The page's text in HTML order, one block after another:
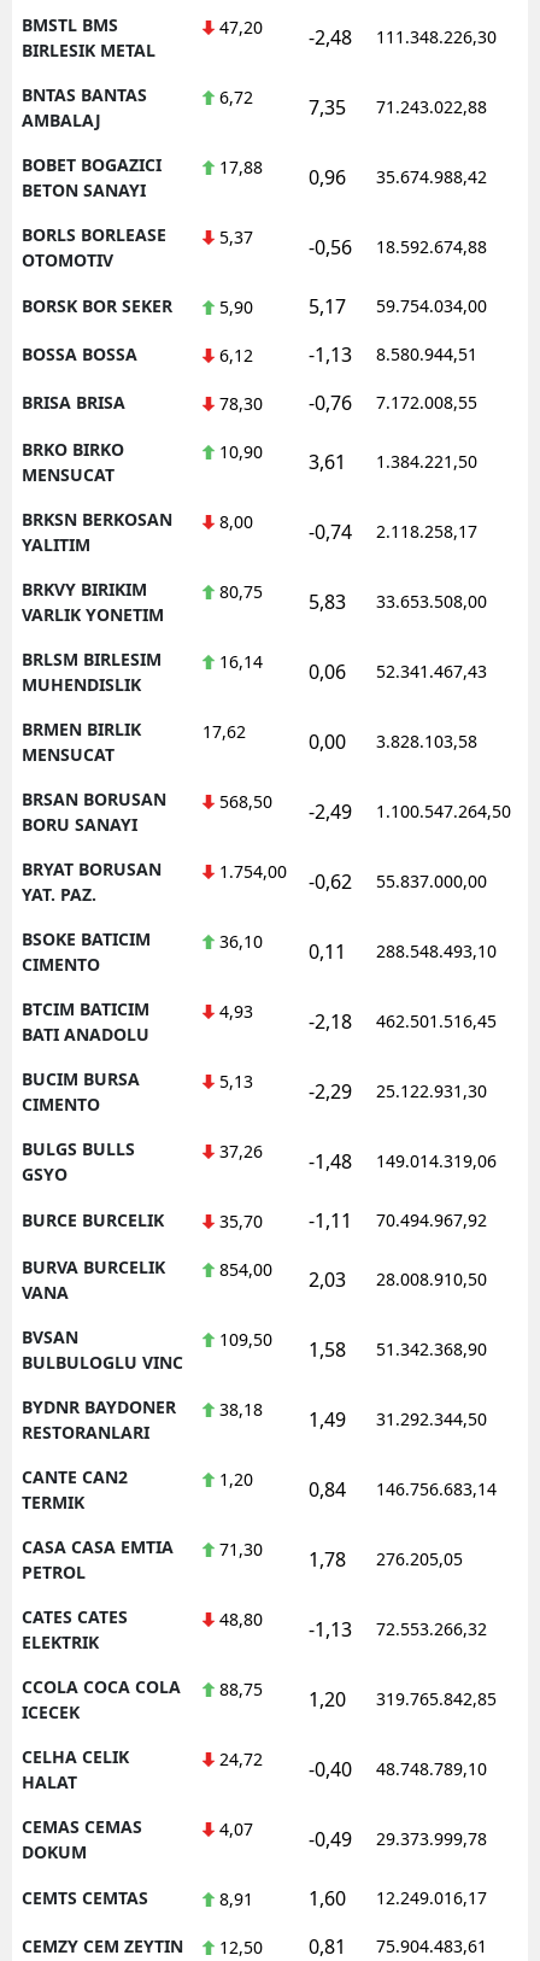
BMSTL BMS
BIRLESIK METAL
47,20 -2,48 111.348.226,30
BNTAS BANTAS
AMBALAJ
6,72 7,35 71.243.022,88
BOBET BOGAZICI
BETON SANAYI
17,88 0,96 35.674.988,42
BORLS BORLEASE
OTOMOTIV
5,37 -0,56 18.592.674,88
BORSK BOR SEKER 5,90 5,17 59.754.034,00
BOSSA BOSSA 6,12 -1,13 8.580.944,51
BRISA BRISA 78,30 -0,76 7.172.008,55
BRKO BIRKO
MENSUCAT
10,90 3,61 1.384.221,50
BRKSN BERKOSAN
YALITIM
8,00 -0,74 2.118.258,17
BRKVY BIRIKIM
VARLIK YONETIM
80,75 5,83 33.653.508,00
BRLSM BIRLESIM
MUHENDISLIK
16,14 0,06 52.341.467,43
BRMEN BIRLIK
MENSUCAT
17,62 0,00 3.828.103,58
BRSAN BORUSAN
BORU SANAYI
568,50 -2,49 1.100.547.264,50
BRYAT BORUSAN
YAT. PAZ.
1.754,00 -0,62 55.837.000,00
BSOKE BATICIM
CIMENTO
36,10 0,11 288.548.493,10
BTCIM BATICIM
BATI ANADOLU
4,93 -2,18 462.501.516,45
BUCIM BURSA
CIMENTO
5,13 -2,29 25.122.931,30
BULGS BULLS
GSYO
37,26 -1,48 149.014.319,06
BURCE BURCELIK 35,70 -1,11 70.494.967,92
BURVA BURCELIK
VANA
854,00 2,03 28.008.910,50
BVSAN
BULBULOGLU VINC
109,50 1,58 51.342.368,90
BYDNR BAYDONER
RESTORANLARI
38,18 1,49 31.292.344,50
CANTE CAN2
TERMIK
1,20 0,84 146.756.683,14
CASA CASA EMTIA
PETROL
71,30 1,78 276.205,05
CATES CATES
ELEKTRIK
48,80 -1,13 72.553.266,32
CCOLA COCA COLA
ICECEK
88,75 1,20 319.765.842,85
CELHA CELIK
HALAT
24,72 -0,40 48.748.789,10
CEMAS CEMAS
DOKUM
4,07 -0,49 29.373.999,78
CEMTS CEMTAS 8,91 1,60 12.249.016,17
CEMZY CEM ZEYTIN 12,50 0,81 75.904.483,61